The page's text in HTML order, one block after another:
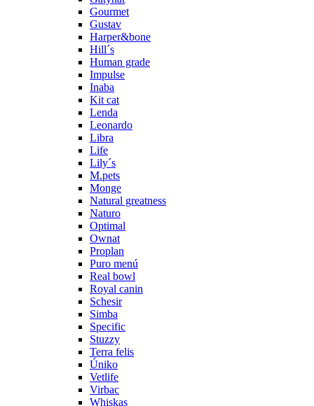
Gourmet
Gustav
Harper&bone
Hill´s
Human grade
Impulse
Inaba
Kit cat
Lenda
Leonardo
Libra
Life
Lily´s
M.pets
Monge
Natural greatness
Naturo
Optimal
Ownat
Proplan
Puro menú
Real bowl
Royal canin
Schesir
Simba
Specific
Stuzzy
Terra felis
Úniko
Vetlife
Virbac
Whiskas